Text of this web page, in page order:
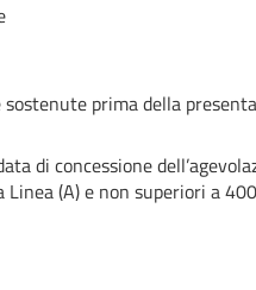
prima della
di concessione
(A) e non superiori a